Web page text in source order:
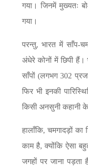
गया। जिनमें मुख्यतः
गया।
परन्तु, भारत में साँप-
अंधेरे कोनों में छिपी हैं।
साँपों (लगभग 302
फिर भी इनकी
किसी अनसुनी कहानी
हालाँकि, चमगादड़ों
काम है, क्योंकि ऐसा
जगहों पर जाना पड़ता